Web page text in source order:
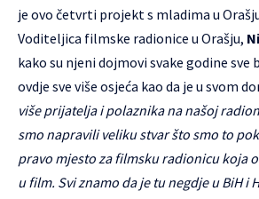
je ovo četvrti projekt s mladima u
Voditeljica filmske radionice u Orašju,
kako su njeni dojmovi svake godine sve
ovdje sve više osjeća kao da je u svom
više prijatelja i polaznika na našoj
smo napravili veliku stvar što smo to
pravo mjesto za filmsku radionicu koja
u film. Svi znamo da je tu negdje u BiH i